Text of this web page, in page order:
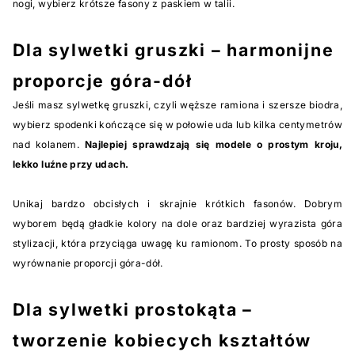
nogi, wybierz krótsze fasony z paskiem w talii.
Dla sylwetki gruszki – harmonijne
proporcje góra-dół
Jeśli masz sylwetkę gruszki, czyli węższe ramiona i szersze biodra,
wybierz spodenki kończące się w połowie uda lub kilka centymetrów
nad kolanem. Najlepiej sprawdzają się modele o prostym kroju,
lekko luźne przy udach.
Unikaj bardzo obcisłych i skrajnie krótkich fasonów. Dobrym
wyborem będą gładkie kolory na dole oraz bardziej wyrazista góra
stylizacji, która przyciąga uwagę ku ramionom. To prosty sposób na
wyrównanie proporcji góra-dół.
Dla sylwetki prostokąta –
tworzenie kobiecych kształtów